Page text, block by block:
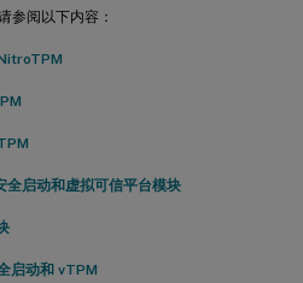
参阅以下内容：
启动和虚拟可信平台模块
启动和 vTPM